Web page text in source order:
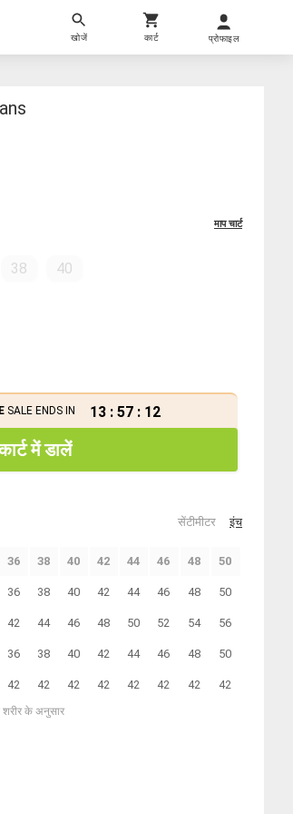
खोजें कार्ट प्रोफाइल
माप चार्ट
38 40
SALE ENDS IN 13 : 57 : 12
में डालें
सेंटीमीटर इंच
36 38 40 42 44 46 48 50
36 38 40 42 44 46 48 50
42 44 46 48 50 52 54 56
36 38 40 42 44 46 48 50
42 42 42 42 42 42 42 42
शरीर के अनुसार